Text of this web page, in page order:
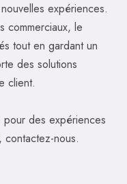
expériences.
commerciaux, le
tout en gardant un
des solutions
client.
pour des expériences
nous.